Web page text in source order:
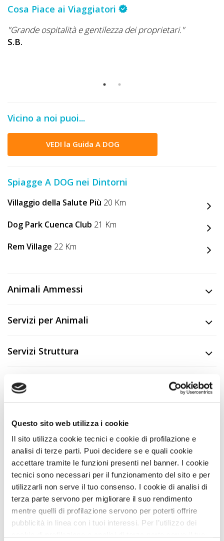
Questo sito web utilizza i cookie
Il sito utilizza cookie tecnici e cookie di profilazione e
analisi di terze parti. Puoi decidere se e quali cookie
accettare tramite le funzioni presenti nel banner. I cookie
tecnici sono necessari per il funzionamento del sito e per
utilizzarli non serve il tuo consenso. I cookie di analisi di
terza parte servono per migliorare il suo rendimento
mentre quelli di profilazione servono per poterti offrire
pubblicità in linea con i tuoi interessi. Per l’utilizzo dei
Cosa Piace ai Viaggiatori
"Grande ospitalità e gentilezza dei proprietari."
S.B.
Vicino a noi puoi...
VEDI la Guida A DOG
Spiagge A DOG nei Dintorni
Villaggio della Salute Più 20 Km
Dog Park Cuenca Club 21 Km
Rem Village 22 Km
Animali Ammessi
Servizi per Animali
Servizi Struttura
Descrizione
Nei Dintorni
Nei Dintorni con Animali
Dove siamo